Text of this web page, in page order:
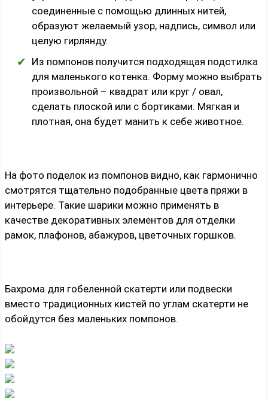
соединенные с помощью длинных нитей,
образуют желаемый узор, надпись, символ или
целую гирлянду.
Из помпонов получится подходящая подстилка
для маленького котенка. Форму можно выбрать
произвольной – квадрат или круг / овал,
сделать плоской или с бортиками. Мягкая и
плотная, она будет манить к себе животное.
На фото поделок из помпонов видно, как гармонично
смотрятся тщательно подобранные цвета пряжи в
интерьере. Такие шарики можно применять в
качестве декоративных элементов для отделки
рамок, плафонов, абажуров, цветочных горшков.
Бахрома для гобеленной скатерти или подвески
вместо традиционных кистей по углам скатерти не
обойдутся без маленьких помпонов.